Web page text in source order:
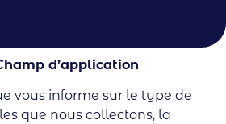
d’application
vous informe sur le type de
que nous collectons, la